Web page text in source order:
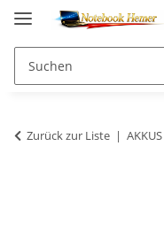
Zurück zur Liste AKKUS